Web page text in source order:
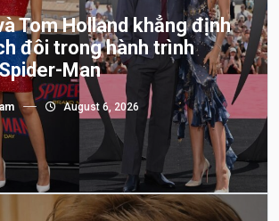
Tom Holland khẳng định
đôi trong hành trình
Man
August 6, 2026